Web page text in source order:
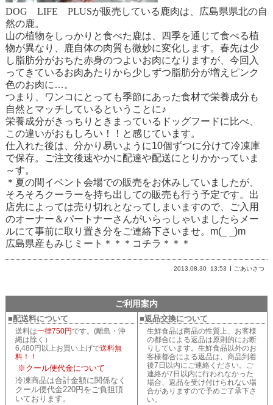
DOG LIFE PLUSが販売している鹿肉は、広島県県北の自
然の鹿。
山の植物をしっかりと食べた鹿は、四季を通じて食べる植
物が異なり、鹿自体の肉質も微妙に変化します。春先は少
し脂肪分がおちた赤身のつよいお肉になりますが、今回入
ってきているお肉あたりから少しずつ脂肪分が増えピンク
色のお肉に…。
つまり、ワンコにとっても季節にあった食材で栄養成分も
自然とマッチしているということに♪
栄養成分がきっちりときまっているドッグフードに比べ、
この違いがおもしろい！！と感じています。
仕入れた後は、分かり易いように10個ずつに分けて冷凍庫
で保存。ご注文後速やかに配達や配送にとりかかっていま
～す。
＊夏の間イベント会場での販売をお休みしていましたが、
そろそろクーラーを持ち出しての販売も行う予定です。出
店先によっては売り切れとなってしまいますので、ご入用
のオーナー＆パートナーさんがいらっしゃいましたらメー
ルにて事前に取り置き分をご連絡下さいませ。m(_ _)m
広島県産もみじミート＊＊＊コチラ＊＊＊
2013.08.30 13:53 ごあいさつ
ご利用案内
■配送料について
送料は一律750円です。(離島・沖
縄は除く）
6,480円以上お買い上げで送料無
料！！
※クール便代金について
冷凍商品は合計金額に関係なく
クール便代金220円をご負担頂
いております。
■返品交換について
生鮮食品は商品の性質上、お客様
の都合による返品は原則的にお断
りしています。生鮮食品以外のお
客様都合による返品は、商品到着
後7日以内にご連絡ください。ご
連絡が7日以内に行われなかった
場合、返品を受け付けられない場
合がありますので予めご了承下さ
い。